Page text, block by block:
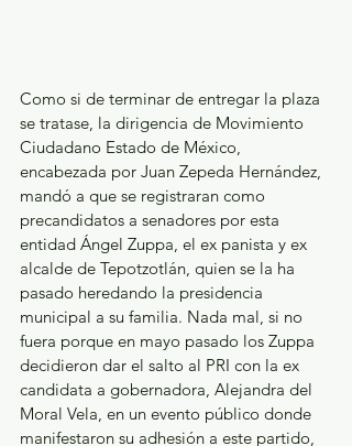
Como si de terminar de entregar la plaza
se tratase, la dirigencia de Movimiento
Ciudadano Estado de México,
encabezada por Juan Zepeda Hernández,
mandó a que se registraran como
precandidatos a senadores por esta
entidad Ángel Zuppa, el ex panista y ex
alcalde de Tepotzotlán, quien se la ha
pasado heredando la presidencia
municipal a su familia. Nada mal, si no
fuera porque en mayo pasado los Zuppa
decidieron dar el salto al PRI con la ex
candidata a gobernadora, Alejandra del
Moral Vela, en un evento público donde
manifestaron su adhesión a este partido,